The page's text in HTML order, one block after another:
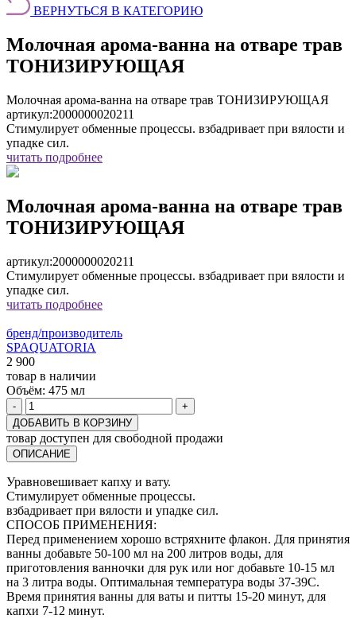
ВЕРНУТЬСЯ В КАТЕГОРИЮ
Молочная арома-ванна на отваре трав
ТОНИЗИРУЮЩАЯ
Молочная арома-ванна на отваре трав ТОНИЗИРУЮЩАЯ
артикул:2000000020211
Стимулирует обменные процессы. взбадривает при вялости и
упадке сил.
читать подробнее
Молочная арома-ванна на отваре трав
ТОНИЗИРУЮЩАЯ
артикул:2000000020211
Стимулирует обменные процессы. взбадривает при вялости и
упадке сил.
читать подробнее
бренд/производитель
SPAQUATORIA
2 900
товар в наличии
Объём: 475 мл
-
+
ДОБАВИТЬ В КОРЗИНУ
товар доступен для свободной продажи
ОПИСАНИЕ
Уравновешивает капху и вату.
Стимулирует обменные процессы.
взбадривает при вялости и упадке сил.
СПОСОБ ПРИМЕНЕНИЯ:
Перед применением хорошо встряхните флакон. Для принятия
ванны добавьте 50-100 мл на 200 литров воды, для
приготовления ванночки для рук или ног добавьте 10-15 мл
на 3 литра воды. Оптимальная температура воды 37-39С.
Время принятия ванны для ваты и питты 15-20 минут, для
капхи 7-12 минут.